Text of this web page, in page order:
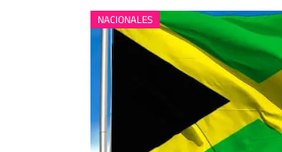
NACIONALES